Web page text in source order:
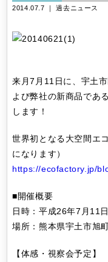
2014.07.7 ｜過去ニュース
来月7月11日に、宇土
よび弊社の新商品であ
します！
世界初となる大空間エ
になります）
https://ecofactory.jp/
■開催概要
日時：平成26年7月11
場所：熊本県宇土市旭
【体感・視察会予定】